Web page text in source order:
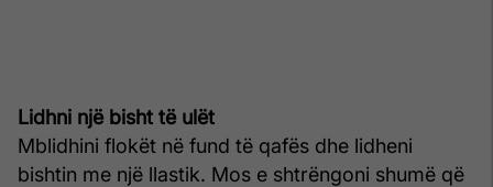
Lidhni një bisht të ulët
Mblidhini flokët në fund të qafës dhe lidheni
bishtin me një llastik. Mos e shtrëngoni shumë që